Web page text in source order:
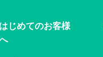
はじめてのお客様